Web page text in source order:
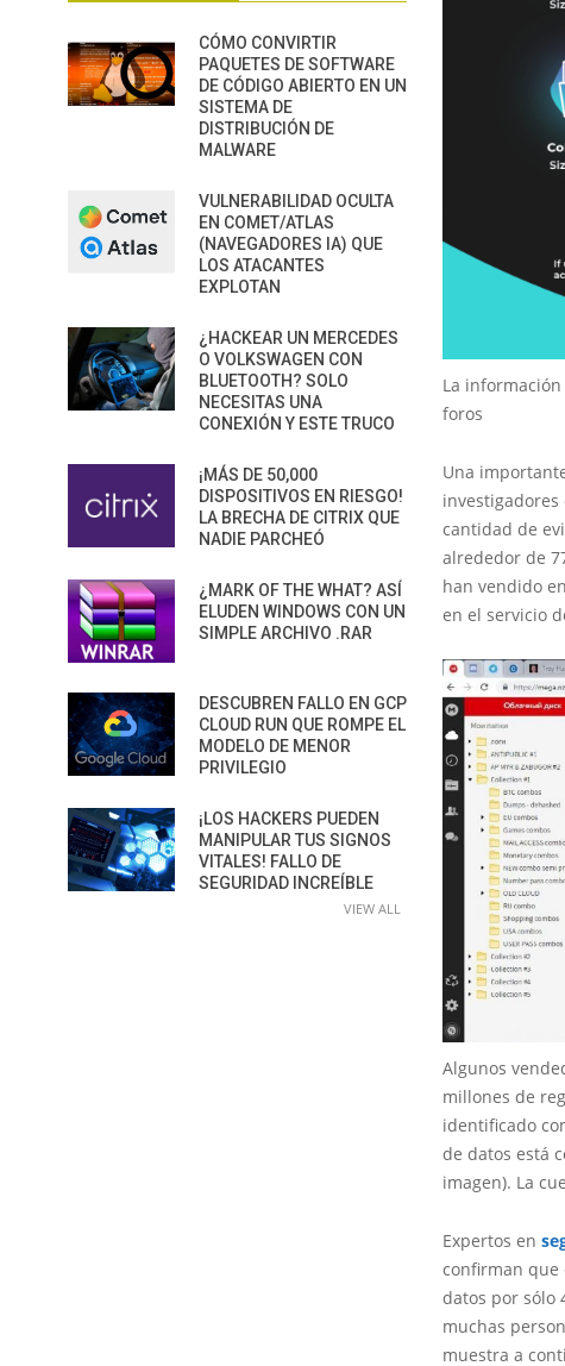
La
foros
Una
cantidad de
alrededor de
han vendido
en el servicio
Algunos
millones de
identificado
de datos está
imagen). La
Expertos en
confirman que
datos por sólo
muchas
muestra a
CÓMO CONVIRTIR
PAQUETES DE SOFTWARE
DE CÓDIGO ABIERTO EN UN
SISTEMA DE
DISTRIBUCIÓN DE
MALWARE
VULNERABILIDAD OCULTA
EN COMET/ATLAS
(NAVEGADORES IA) QUE
LOS ATACANTES
EXPLOTAN
¿HACKEAR UN MERCEDES
O VOLKSWAGEN CON
BLUETOOTH? SOLO
NECESITAS UNA
CONEXIÓN Y ESTE TRUCO
¡MÁS DE 50,000
DISPOSITIVOS EN RIESGO!
LA BRECHA DE CITRIX QUE
NADIE PARCHEÓ
¿MARK OF THE WHAT? ASÍ
ELUDEN WINDOWS CON UN
SIMPLE ARCHIVO .RAR
DESCUBREN FALLO EN GCP
CLOUD RUN QUE ROMPE EL
MODELO DE MENOR
PRIVILEGIO
¡LOS HACKERS PUEDEN
MANIPULAR TUS SIGNOS
VITALES! FALLO DE
SEGURIDAD INCREÍBLE
VIEW ALL